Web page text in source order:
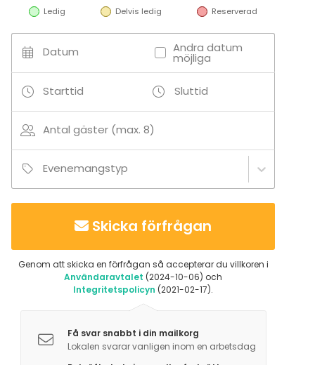
Konferenscenter
Aktiviteter
Utomhusaktiviteter
Ledig Delvis ledig Reserverad
Datum Andra datum
möjliga
Starttid Sluttid
Antal gäster (max. 8)
Evenemangstyp
Skicka förfrågan
Genom att skicka en förfrågan så accepterar du villkoren i
Användaravtalet (2024-10-06) och
Integritetspolicyn (2021-02-17).
Få svar snabbt i din mailkorg
Lokalen svarar vanligen inom en arbetsdag